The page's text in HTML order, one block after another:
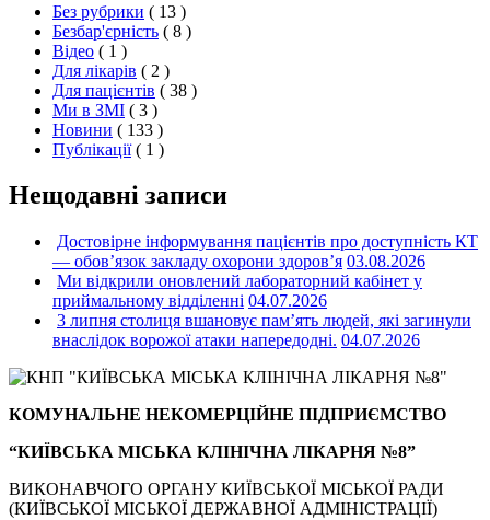
Без рубрики ( 13 )
Безбар'єрність ( 8 )
Відео ( 1 )
Для лікарів ( 2 )
Для пацієнтів ( 38 )
Ми в ЗМІ ( 3 )
Новини ( 133 )
Публікації ( 1 )
Нещодавні записи
Достовірне інформування пацієнтів про доступність КТ
— обов’язок закладу охорони здоров’я 03.08.2026
Ми відкрили оновлений лабораторний кабінет у
приймальному відділенні 04.07.2026
3 липня столиця вшановує пам’ять людей, які загинули
внаслідок ворожої атаки напередодні. 04.07.2026
КОМУНАЛЬНЕ НЕКОМЕРЦІЙНЕ ПІДПРИЄМСТВО
“КИЇВСЬКА МІСЬКА КЛІНІЧНА ЛІКАРНЯ №8”
ВИКОНАВЧОГО ОРГАНУ КИЇВСЬКОЇ МІСЬКОЇ РАДИ
(КИЇВСЬКОЇ МІСЬКОЇ ДЕРЖАВНОЇ АДМІНІСТРАЦІЇ)